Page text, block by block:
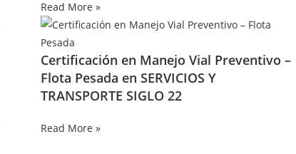
Read More »
Certificación en Manejo Vial Preventivo –
Flota Pesada en SERVICIOS Y
TRANSPORTE SIGLO 22
Read More »